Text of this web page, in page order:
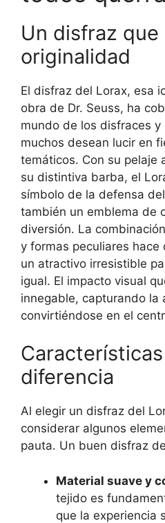
Un disfraz
originalidad
El disfraz del Lorax, esa
obra de Dr. Seuss, ha
mundo de los disfraces y
muchos desean lucir en
temáticos. Con su pelaje
su distintiva barba, el
símbolo de la defensa
también un emblema de
diversión. La
y formas peculiares hace
un atractivo irresistible
igual. El impacto visual
innegable, capturando la
convirtiéndose en el
diferencia
Al elegir un disfraz del
considerar algunos
pauta. Un buen disfraz
Material suave y
tejido es
que la experiencia